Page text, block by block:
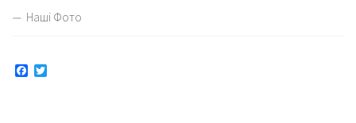
Наші Фото
Facebook